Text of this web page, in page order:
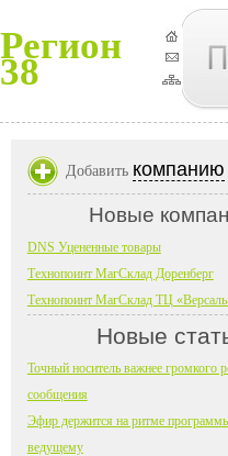
Регион
38
Добавить компанию
Новые
DNS Уцененные товары
Технопоинт МагСклад Доренберг
Технопоинт МагСклад ТЦ
Новые
Точный носитель важнее громкого
сообщения
Эфир держится на ритме
ведущему